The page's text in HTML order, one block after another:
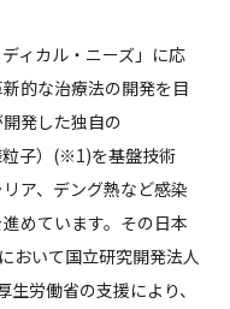
ィカル・ニーズ」に応
的な治療法の開発を目
発した独自の
子）(※1)を基盤技術
ア、デング熱など感染
めています。その日本
おいて国立研究開発法人
労働省の支援により、